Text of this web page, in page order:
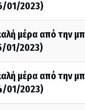
01/2023)
μέρα από την
01/2023)
μέρα από την
01/2023)